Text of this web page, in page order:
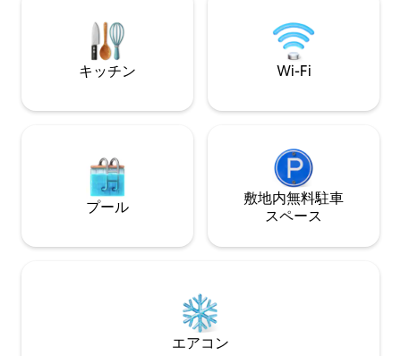
music and pastelillos by the bay.
で20分 バイオベ
キッチン Wi-Fi
プール
敷地内無料駐⁠車
ス⁠ペ⁠ー⁠ス
エアコン